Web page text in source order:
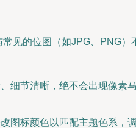
见的位图（如JPG、PNG
细节清晰，绝不会出现像素
图标颜色以匹配主题色系，